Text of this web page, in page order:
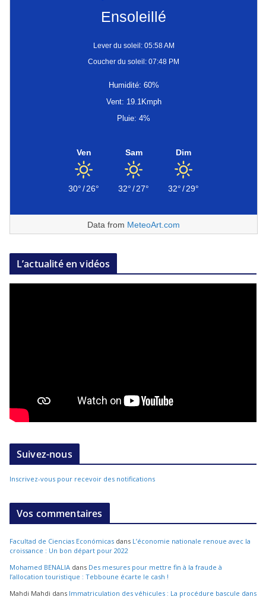
Ensoleillé
Lever du soleil: 05:58 AM
Coucher du soleil: 07:48 PM
Humidité: 60%
Vent: 19.1Kmph
Pluie: 4%
Ven
30°/26°
Sam
32°/27°
Dim
32°/29°
Data from MeteoArt.com
L’actualité en vidéos
Suivez-nous
Inscrivez-vous pour recevoir des notifications
Vos commentaires
Facultad de Ciencias Económicas dans L’économie nationale renoue avec la
croissance : Un bon départ pour 2022
Mohamed BENALIA dans Des mesures pour mettre fin à la fraude à
l’allocation touristique : Tebboune écarte le cash !
Mahdi Mahdi dans Immatriculation des véhicules : La procédure bascule dans